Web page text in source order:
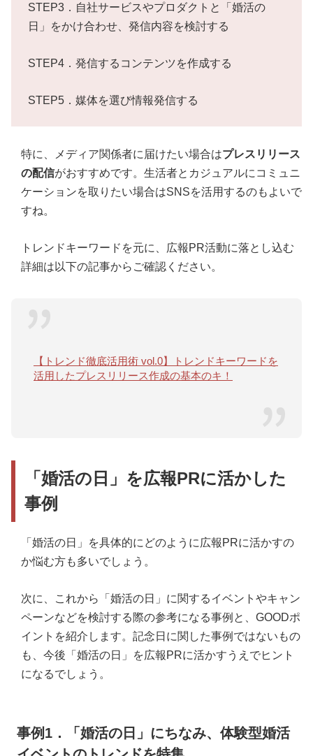
STEP3．自社サービスやプロダクトと「婚活の
日」をかけ合わせ、発信内容を検討する
STEP4．発信するコンテンツを作成する
STEP5．媒体を選び情報発信する
特に、メディア関係者に届けたい場合はプレスリリース
の配信がおすすめです。生活者とカジュアルにコミュニ
ケーションを取りたい場合はSNSを活用するのもよいで
すね。
トレンドキーワードを元に、広報PR活動に落とし込む
詳細は以下の記事からご確認ください。
【トレンド徹底活用術 vol.0】トレンドキーワードを
活用したプレスリリース作成の基本のキ！
「婚活の日」を広報PRに活かした
事例
「婚活の日」を具体的にどのように広報PRに活かすの
か悩む方も多いでしょう。
次に、これから「婚活の日」に関するイベントやキャン
ペーンなどを検討する際の参考になる事例と、GOODポ
イントを紹介します。記念日に関した事例ではないもの
も、今後「婚活の日」を広報PRに活かすうえでヒント
になるでしょう。
事例1．「婚活の日」にちなみ、体験型婚活